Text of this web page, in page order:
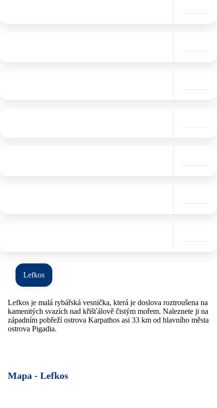
Lefkos
Lefkos je malá rybářská vesnička, která je doslova roztroušena na
kamenitých svazích nad křišťálově čistým mořem. Naleznete ji na
západním pobřeží ostrova Karpathos asi 33 km od hlavního města
ostrova Pigadia.
Mapa - Lefkos